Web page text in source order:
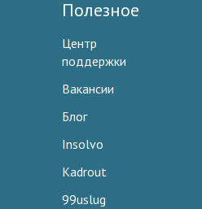
Полезное
Центр
поддержки
Вакансии
Блог
Insolvo
Kadrout
99uslug